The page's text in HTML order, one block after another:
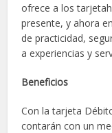
ofrece a los
presente, y ahora
de practicidad,
a experiencias y
Beneficios
Con la tarjeta
contarán con un